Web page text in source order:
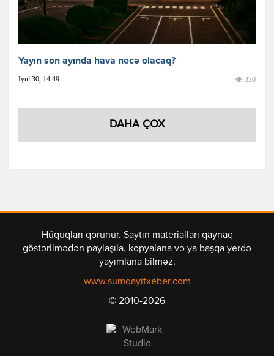
Yayın son ayında hava necə olacaq?
İyul 30, 14:49 330
DAHA ÇOX
Hüquqları qorunur. Saytın materialları qaynaq
göstərilmədən paylaşıla, kopyalana və ya başqa yerdə
yayımlana bilməz.
www.sumqayitxeber.com
© 2010-2026